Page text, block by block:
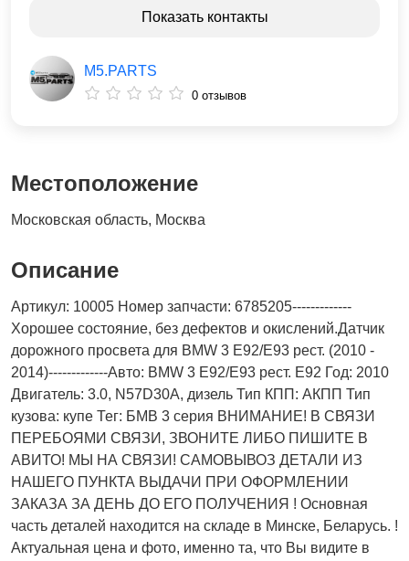
Местоположение
Московская область, Москва
Описание
Артикул: 10005 Номер запчасти: 6785205-------------
Хорошее состояние, без дефектов и окислений.Датчик
дорожного просвета для BMW 3 E92/E93 рест. (2010 -
2014)-------------Авто: BMW 3 E92/E93 рест. E92 Год: 2010
Двигатель: 3.0, N57D30A, дизель Тип КПП: АКПП Тип
кузова: купе Тег: БМВ 3 серия ВНИМАНИЕ! В СВЯЗИ
ПЕРЕБОЯМИ СВЯЗИ, ЗВОНИТЕ ЛИБО ПИШИТЕ В
АВИТО! МЫ НА СВЯЗИ! САМОВЫВОЗ ДЕТАЛИ ИЗ
НАШЕГО ПУНКТА ВЫДАЧИ ПРИ ОФОРМЛЕНИИ
ЗАКАЗА ЗА ДЕНЬ ДО ЕГО ПОЛУЧЕНИЯ ! Основная
часть деталей находится на складе в Минске, Беларусь. !
Актуальнaя ценa и фото, имeнно та, что Bы видите в
Показать контакты
M5.PARTS
0 отзывов